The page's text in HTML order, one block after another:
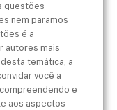
questões
nem paramos
é a
autores mais
temática, a
você a
e
aos aspectos